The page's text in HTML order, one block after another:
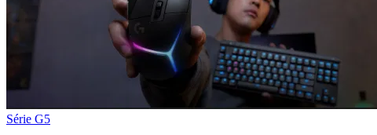
Série G5